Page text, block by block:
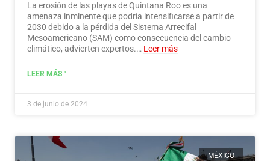
La erosión de las playas de Quintana Roo es una
amenaza inminente que podría intensificarse a partir de
2030 debido a la pérdida del Sistema Arrecifal
Mesoamericano (SAM) como consecuencia del cambio
climático, advierten expertos.… Leer más
LEER MÁS "
3 de junio de 2024
MÉXICO